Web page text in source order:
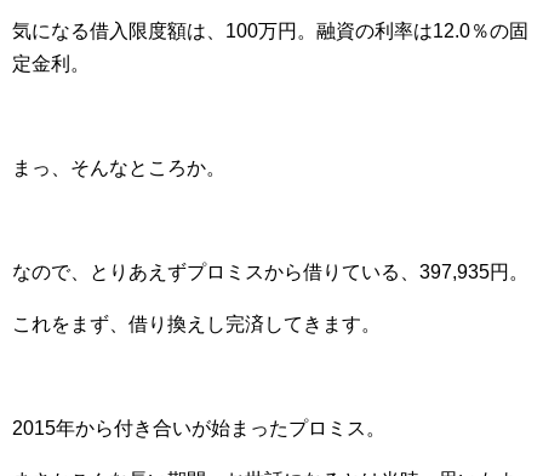
気になる借入限度額は、100万円。融資の利率は12.0％の固
定金利。
まっ、そんなところか。
なので、とりあえずプロミスから借りている、397,935円。
これをまず、借り換えし完済してきます。
2015年から付き合いが始まったプロミス。